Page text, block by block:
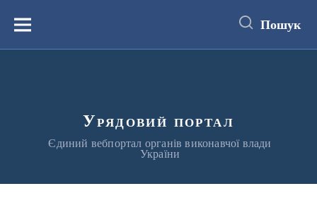
вмістуМеню Пошук
Урядовий портал
Єдиний вебпортал органів виконавчої влади
України